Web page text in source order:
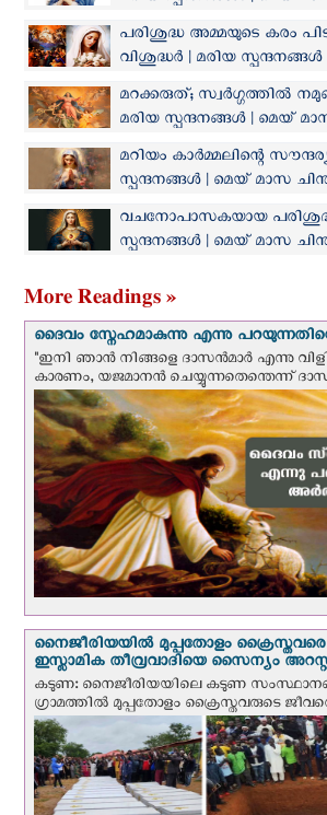
പരിശുദ്ധ അമ്മയുടെ കരം
വിശുദ്ധർ | മരിയ
ചിന്തകൾ 29
മറക്കരുത്; സ്വർഗ്ഗത്തിൽ
മരിയ സ്പന്ദനങ്ങൾ | മെയ്
മറിയം കാർമ്മലിന്റെ
സ്പന്ദനങ്ങൾ | മെയ് മാസ
വചനോപാസകയായ പരിശുദ്ധ
സ്പന്ദനങ്ങൾ | മെയ് മാസ
More Readings »
ദൈവം സ്നേഹമാകുന്നു എന്നു
"ഇനി ഞാന്‍ നിങ്ങളെ ദാസന്‍മാര്‍ എന്നു
കാരണം, യജമാനന്‍ ചെയ്യുന്നതെന്തെന്ന്
നൈജീരിയയില്‍ മുപ്പതോളം ക്രൈസ്തവരെ
ഇസ്ലാമിക തീവ്രവാദിയെ സൈന്യം
കടുണ: നൈജീരിയയിലെ കടുണ
ഗ്രാമത്തിൽ മുപ്പതോളം ക്രൈസ്തവരുടെ